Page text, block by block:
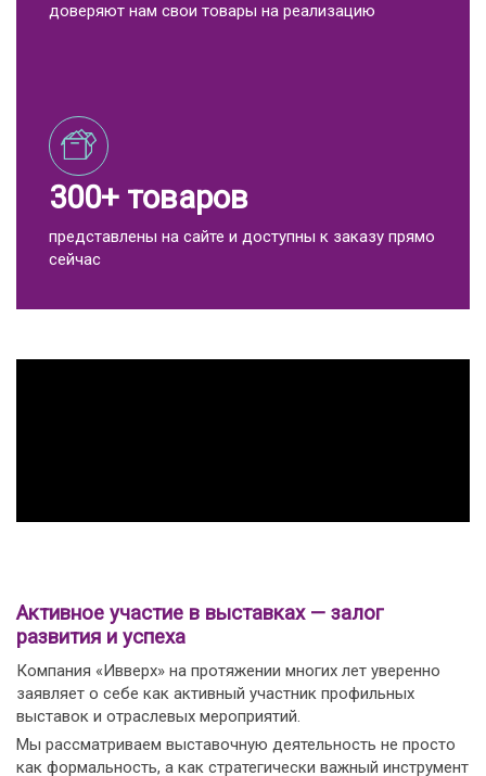
доверяют нам свои товары на реализацию
300+ товаров
представлены на сайте и доступны к заказу прямо
сейчас
Активное участие в выставках — залог
развития и успеха
Компания «Ивверх» на протяжении многих лет уверенно
заявляет о себе как активный участник профильных
выставок и отраслевых мероприятий.
Мы рассматриваем выставочную деятельность не просто
как формальность, а как стратегически важный инструмент